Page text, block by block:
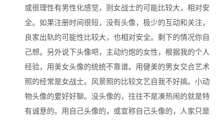
或很理性有男性化感觉，则女战士的可能比较大，相对安
全。如果注册时间很短，没有头像，极少的互动和关注，
良家出轨的可能性比较大，也相对安全。剩下的情况你自
己想。另外说下头像吧，主动约炮的女性，根据我的个人
经验，用美女头像的统统不靠谱。用健美的男女交合艺术
照的经常是女战士。风景照的比较文艺自我不好搞。小动
物头像的要好好聊。没头像的，往往不是凑热闹的就是特
有诚意的。用自己头像的，或宣称自己头像的，人家只是